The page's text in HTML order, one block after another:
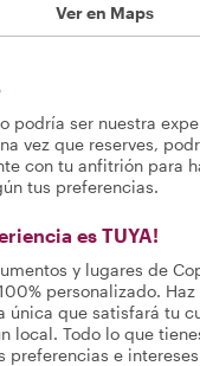
Ver en Maps
podría ser nuestra
vez que reserves,
con tu anfitrión para
tus preferencias.
es TUYA!
y lugares de
personalizado. Haz
única que satisfará tu
local. Todo lo que
preferencias e intereses